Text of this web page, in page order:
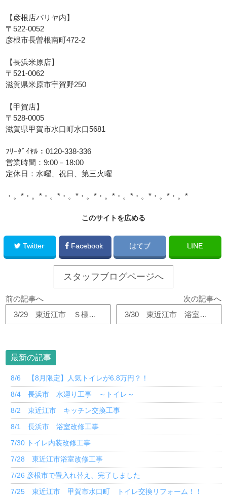
【彦根店パリヤ内】
〒522-0052
彦根市長曽根南町472-2
【長浜米原店】
〒521-0062
滋賀県米原市宇賀野250
【甲賀店】
〒528-0005
滋賀県甲賀市水口町水口5681
ﾌﾘｰﾀﾞｲﾔﾙ：0120-338-336
営業時間：9:00－18:00
定休日：水曜、祝日、第三火曜
・。*・。*・。*・。*・。*・。*・。*・。*・。*・。*
このサイトを広める
Twitter Facebook はてブ LINE
スタッフブログページへ
前の記事へ
3/29 東近江市 Ｓ様邸 浴室改修リフォーム！！
次の記事へ
3/30 東近江市 浴室改修工事
最新の記事
8/6 【8月限定】人気トイレが6.8万円？！
8/4 長浜市 水廻り工事 ～トイレ～
8/2 東近江市 キッチン交換工事
8/1 長浜市 浴室改修工事
7/30 トイレ内装改修工事
7/28 東近江市浴室改修工事
7/26 彦根市で畳入れ替え、完了しました
7/25 東近江市 甲賀市水口町 トイレ交換リフォーム！！